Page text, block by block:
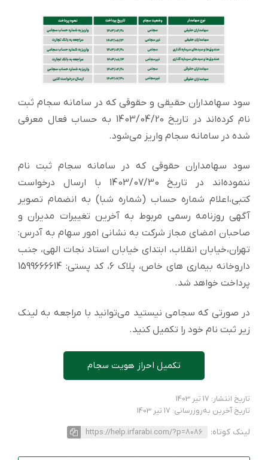
سود سهامداران حقیقی و حقوقی که در سامانه سجام ثبت
نام کرده‌اند در تاریخ 1403/04/20 به حساب فعال معرفی
شده در سامانه سجام واریز می‌شود.
سود سهامداران حقوقی که در سامانه سجام ثبت نام
ننموده‌اند در تاریخ 1403/07/30 با ارسال درخواست
کتبی،اعلام شماره حساب (شماره شبا) به انضمام تصویر
آگهی روزنامه رسمی مربوط به آخرین تغییرات مدیران و
صاحبان امضای مجاز شرکت به نشانی امور سهام به آدرس:
تهران،خیابان انقلاب، ابتدای خیابان استاد نجات الهی، جنب
داروخانه بیماری های خاص، پلاک 6، کد پستی: 1599666614
پرداخت خواهد شد.
در صورتی که سجامی نیستید می‌توانید با مراجعه به لینک
زیر ثبت نام خود را تکمیل کنید.
تکمیل احراز هویت سجام
تاریخ انتشار: 17 تیر 1403
تاریخ آخرین به‌روزرسانی: 17 تیر 1403
لینک کوتاه: https://help.irfarabi.com/?p=8086